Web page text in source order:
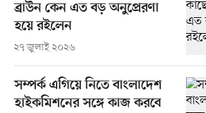
ব্রাউন কেন এত বড় অনুপ্রেরণা
হয়ে রইলেন
২৭ জুলাই ২০২৬
সম্পর্ক এগিয়ে নিতে বাংলাদেশ
হাইকমিশনের সঙ্গে কাজ করবে